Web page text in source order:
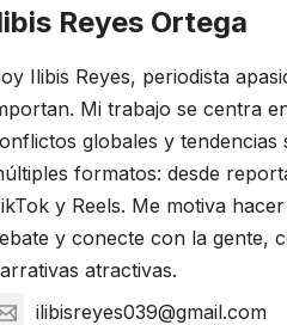
Reyes Ortega
Ilibis Reyes, periodista
Mi trabajo se centra
globales y
formatos: desde
y Reels. Me motiva
y conecte con la gente,
atractivas.
ilibisreyes039@gmail.com